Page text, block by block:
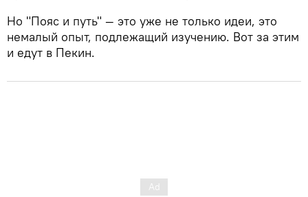
Но "Пояс и путь" — это уже не только идеи, это
немалый опыт, подлежащий изучению. Вот за этим
и едут в Пекин.